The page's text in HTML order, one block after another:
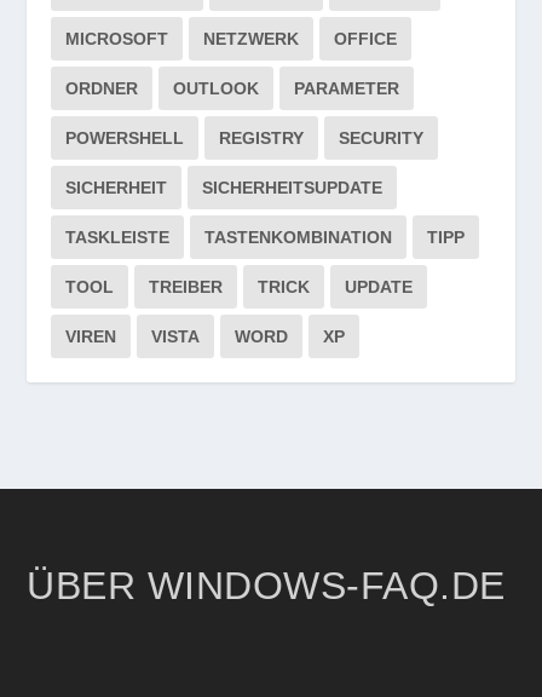
MICROSOFT NETZWERK OFFICE
ORDNER OUTLOOK PARAMETER
POWERSHELL REGISTRY SECURITY
SICHERHEIT SICHERHEITSUPDATE
TASKLEISTE TASTENKOMBINATION TIPP
TOOL TREIBER TRICK UPDATE
VIREN VISTA WORD XP
ÜBER WINDOWS-FAQ.DE